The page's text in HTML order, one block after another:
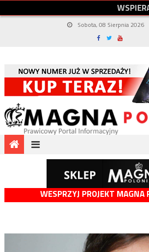
WSPIER
Sobota, 08 Sierpnia 2026
WESPRZYJ PROJEKT MAGNA